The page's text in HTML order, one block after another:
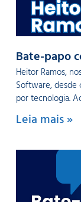
Bate-papo
Heitor Ramos,
Software, desde
por tecnologia.
Leia mais »